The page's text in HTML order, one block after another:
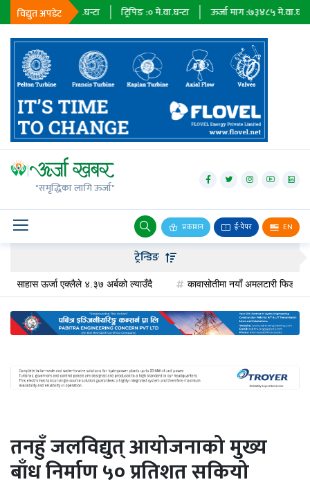
विद्युत अपडेट
२३६७९मे.वा.घन्टा ट्रिपिङ : मे.वा.घन्टा ऊर्जा माग :७३४८५मे.वा.घन्टा
"समृद्धिका लागि ऊर्जा"
प्रकाशन ई-पेपर EN
जलविद्युत्
सोलार
वायु
बायोग्यास
पेट्रोलियम
अन्तर्राष्ट्रिय
ऊर्जा
दक्षता
खबर
हरित
ट्रेन्डिङ
ऊर्जा एक्लैले ४.३७ अर्बको ल्याउँदै कावासोतीमा नयाँ अमलटारी फिडर
तनहुँ जलविद्युत् आयोजनाको मुख्य
बाँध निर्माण ५० प्रतिशत सकियो